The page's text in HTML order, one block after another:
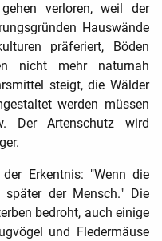
verloren, weil der
Hauswände
präferiert, Böden
nicht mehr naturnah
steigt, die Wälder
werden müssen
Der Artenschutz wird
Erkentnis: "Wenn die
der Mensch." Die
bedroht, auch einige
und Fledermäuse